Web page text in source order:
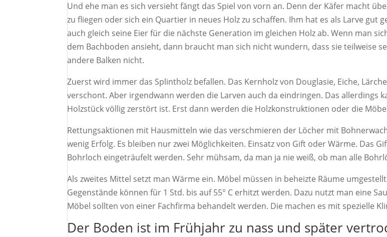
Und ehe man es sich versieht fängt das Spiel von vorn an. Denn der Käfer macht
zu fliegen oder sich ein Quartier in neues Holz zu schaffen. Ihm hat es als Larve gut
auch gleich seine Eier für die nächste Generation im gleichen Holz ab. Wenn man
dem Bachboden ansieht, dann braucht man sich nicht wundern, dass sie teilweise
andere Balken nicht.
Zuerst wird immer das Splintholz befallen. Das Kernholz von Douglasie, Eiche,
verschont. Aber irgendwann werden die Larven auch da eindringen. Das allerdings
Holzstück völlig zerstört ist. Erst dann werden die Holzkonstruktionen oder die
Rettungsaktionen mit Hausmitteln wie das verschmieren der Löcher mit
wenig Erfolg. Es bleiben nur zwei Möglichkeiten. Einsatz von Gift oder Wärme. Das
Bohrloch eingeträufelt werden. Sehr mühsam, da man ja nie weiß, ob man alle
Als zweites Mittel setzt man Wärme ein. Möbel müssen in beheizte Räume
Gegenstände können für 1 Std. bis auf 55° C erhitzt werden. Dazu nutzt man eine
Möbel sollten von einer Fachfirma behandelt werden. Die machen es mit spezielle
​Der Boden ist im Frühjahr zu nass und später